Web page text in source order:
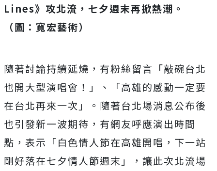
Lines》攻北流，七夕週末再掀熱潮。
（圖：寬宏藝術）
隨著討論持續延燒，有粉絲留言「敲碗台北
也開大型演唱會！」、「高雄的感動一定要
在台北再來一次」。 隨著台北場消息公布後
也引發新一波期待，有網友呼應演出時間
點， 表示「白色情人節在高雄開唱，下一站
剛好落在七夕情人節週末」， 讓此次北流場